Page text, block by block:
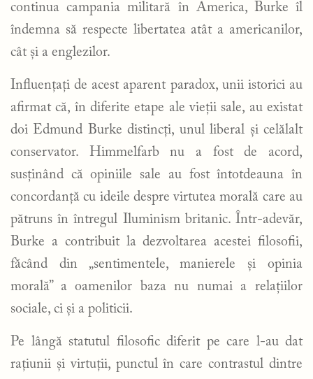
continua campania militară în America, Burke îl
îndemna să respecte libertatea atât a americanilor,
cât și a englezilor.
Influențați de acest aparent paradox, unii istorici au
afirmat că, în diferite etape ale vieții sale, au existat
doi Edmund Burke distincți, unul liberal și celălalt
conservator. Himmelfarb nu a fost de acord,
susținând că opiniile sale au fost întotdeauna în
concordanță cu ideile despre virtutea morală care au
pătruns în întregul Iluminism britanic. Într-adevăr,
Burke a contribuit la dezvoltarea acestei filosofii,
făcând din „sentimentele, manierele și opinia
morală” a oamenilor baza nu numai a relațiilor
sociale, ci și a politicii.
Pe lângă statutul filosofic diferit pe care l-au dat
rațiunii și virtuții, punctul în care contrastul dintre